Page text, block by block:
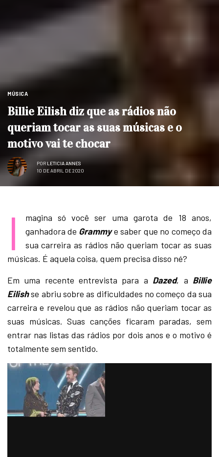
MÚSICA
Billie Eilish diz que as rádios não
queriam tocar as suas músicas e o
motivo vai te chocar
POR LETICIA ANNES
10 DE ABRIL DE 2020
I
magina só você ser uma garota de 18 anos,
ganhadora de Grammy e saber que no começo da
sua carreira as rádios não queriam tocar as suas
músicas. É aquela coisa, quem precisa disso né?
Em uma recente entrevista para a Dazed, a Billie
Eilishse abriu sobre as dificuldades no começo da sua
carreira e revelou que as rádios não queriam tocar as
suas músicas. Suas canções ficaram paradas, sem
entrar nas listas das rádios por dois anos e o motivo é
totalmente sem sentido.